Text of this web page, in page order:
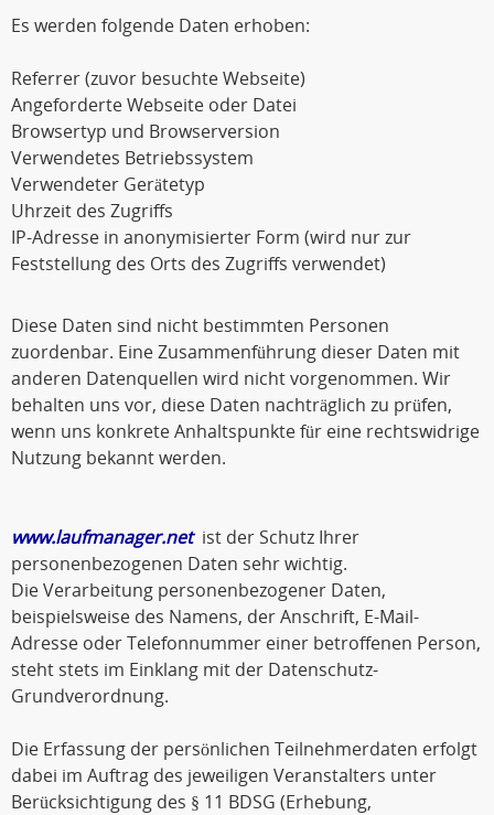
Es werden folgende Daten erhoben:
Referrer (zuvor besuchte Webseite)
Angeforderte Webseite oder Datei
Browsertyp und Browserversion
Verwendetes Betriebssystem
Verwendeter Gerätetyp
Uhrzeit des Zugriffs
IP-Adresse in anonymisierter Form (wird nur zur
Feststellung des Orts des Zugriffs verwendet)
Diese Daten sind nicht bestimmten Personen
zuordenbar. Eine Zusammenführung dieser Daten mit
anderen Datenquellen wird nicht vorgenommen. Wir
behalten uns vor, diese Daten nachträglich zu prüfen,
wenn uns konkrete Anhaltspunkte für eine rechtswidrige
Nutzung bekannt werden.
www.laufmanager.netist der Schutz Ihrer
personenbezogenen Daten sehr wichtig.
Die Verarbeitung personenbezogener Daten,
beispielsweise des Namens, der Anschrift, E-Mail-
Adresse oder Telefonnummer einer betroffenen Person,
steht stets im Einklang mit der Datenschutz-
Grundverordnung.
Die Erfassung der persönlichen Teilnehmerdaten erfolgt
dabei im Auftrag des jeweiligen Veranstalters unter
Berücksichtigung des § 11 BDSG (Erhebung,